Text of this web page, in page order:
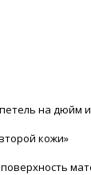
на
кожи»